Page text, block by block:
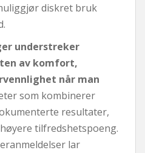
diskret bruk
understreker
av komfort,
når man
som kombinerer
resultater,
tilfredshetspoeng.
lar